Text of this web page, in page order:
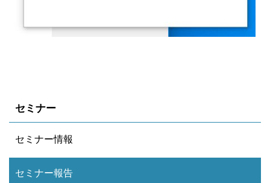
セミナー
セミナー情報
セミナー報告